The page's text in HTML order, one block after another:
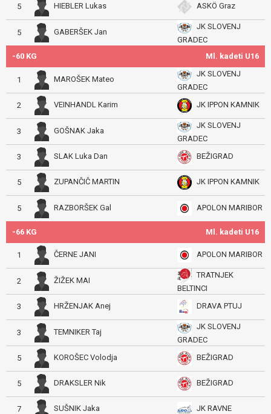
5 HIEBLER Lukas ASKÖ Graz
5 GABERŠEK Jan
JK SLOVENJ
GRADEC
-60 KG
Ml. kadeti U16
1 MAROŠEK Mateo
JK SLOVENJ
GRADEC
2
VEINHANDL Karim JK IPPON KAMNIK
3 GOŠNAK Jaka
JK SLOVENJ
GRADEC
3
SLAK Luka Dan BEŽIGRAD
5 ZUPANČIČ MARTIN JK IPPON KAMNIK
5 RAZBORŠEK Gal APOLON MARIBOR
-66 KG Ml. kadeti U16
1 ČERNE JANI APOLON MARIBOR
2 ŽIŽEK MAI
TRATNJEK
BELTINCI
3
HRŽENJAK Anej DRAVA PTUJ
3 TEMNIKER Taj
JK SLOVENJ
GRADEC
5
KOROŠEC Volodja BEŽIGRAD
5 DRAKSLER Nik BEŽIGRAD
7 SUŠNIK Jaka JK RAVNE